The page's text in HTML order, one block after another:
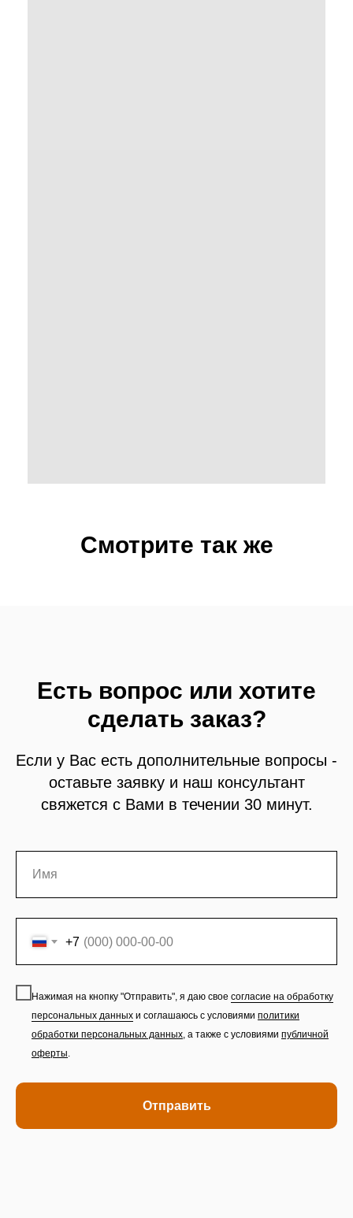
Смотрите так же
Есть вопрос или хотите
сделать заказ?
Если у Вас есть дополнительные вопросы -
оставьте заявку и наш консультант
свяжется с Вами в течении 30 минут.
+7
Нажимая на кнопку "Отправить", я даю свое согласие на обработку
персональных данных и соглашаюсь с условиями политики
обработки персональных данных, а также с условиями публичной
оферты.
Отправить